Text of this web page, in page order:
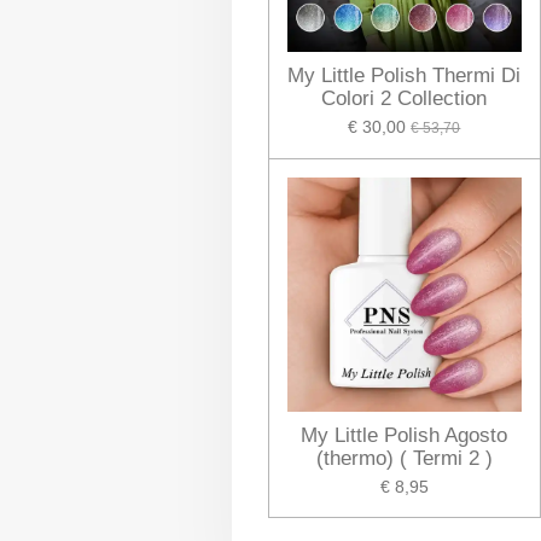
My Little Polish Thermi Di
Colori 2 Collection
€ 30,00 € 53,70
My Little Polish Agosto
(thermo) ( Termi 2 )
€ 8,95